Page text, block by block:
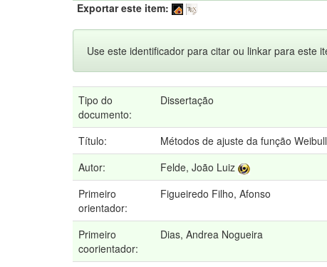
Exportar este item:
Use este identificador para citar ou linkar para este
Tipo do
documento:
Dissertação
Título:
Métodos de ajuste da função
Autor:
Felde, João Luiz
Primeiro
orientador:
Figueiredo Filho, Afonso
Primeiro
coorientador:
Dias, Andrea Nogueira